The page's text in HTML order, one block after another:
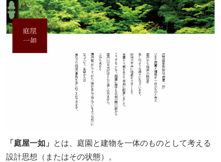
「庭屋一如」
とは、庭園と建物を一体のものとして考える
設計思想（またはその状態）。